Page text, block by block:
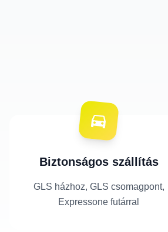
Biztonságos szállítás
GLS házhoz, GLS csomagpont,
Expressone futárral